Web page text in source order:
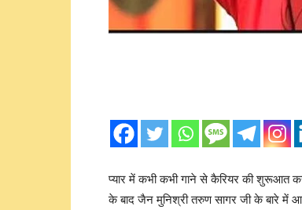
प्यार में कभी कभी गाने से कैरियर की शुरूआत
के बाद जैन मुनिश्री तरुण सागर जी के बारे में